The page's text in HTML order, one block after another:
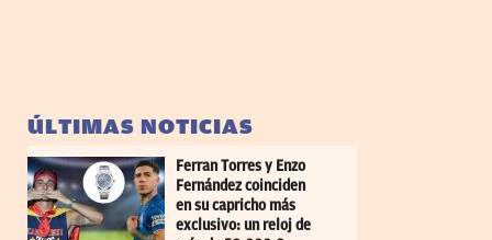
ÚLTIMAS NOTICIAS
Ferran Torres y Enzo
Fernández coinciden
en su capricho más
exclusivo: un reloj de